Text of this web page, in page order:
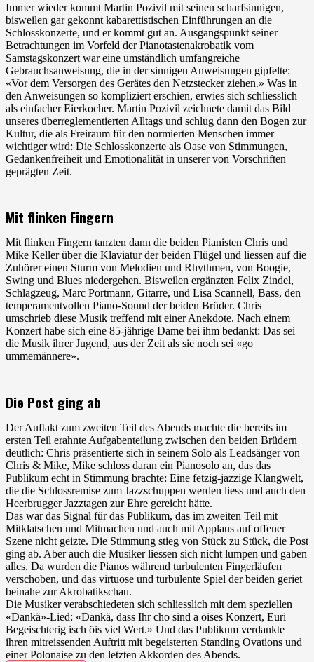
Immer wieder kommt Martin Pozivil mit seinen scharfsinnigen,
bisweilen gar gekonnt kabarettistischen Einführungen an die
Schlosskonzerte, und er kommt gut an. Ausgangspunkt seiner
Betrachtungen im Vorfeld der Pianotastenakrobatik vom
Samstagskonzert war eine umständlich umfangreiche
Gebrauchsanweisung, die in der sinnigen Anweisungen gipfelte:
«Vor dem Versorgen des Gerätes den Netzstecker ziehen.» Was in
den Anweisungen so kompliziert erschien, erwies sich schliesslich
als einfacher Eierkocher. Martin Pozivil zeichnete damit das Bild
unseres überreglementierten Alltags und schlug dann den Bogen zur
Kultur, die als Freiraum für den normierten Menschen immer
wichtiger wird: Die Schlosskonzerte als Oase von Stimmungen,
Gedankenfreiheit und Emotionalität in unserer von Vorschriften
geprägten Zeit.
Mit flinken Fingern
Mit flinken Fingern tanzten dann die beiden Pianisten Chris und
Mike Keller über die Klaviatur der beiden Flügel und liessen auf die
Zuhörer einen Sturm von Melodien und Rhythmen, von Boogie,
Swing und Blues niedergehen. Bisweilen ergänzten Felix Zindel,
Schlagzeug, Marc Portmann, Gitarre, und Lisa Scannell, Bass, den
temperamentvollen Piano-Sound der beiden Brüder. Chris
umschrieb diese Musik treffend mit einer Anekdote. Nach einem
Konzert habe sich eine 85-jährige Dame bei ihm bedankt: Das sei
die Musik ihrer Jugend, aus der Zeit als sie noch sei «go
ummemännere».
Die Post ging ab
Der Auftakt zum zweiten Teil des Abends machte die bereits im
ersten Teil erahnte Aufgabenteilung zwischen den beiden Brüdern
deutlich: Chris präsentierte sich in seinem Solo als Leadsänger von
Chris & Mike, Mike schloss daran ein Pianosolo an, das das
Publikum echt in Stimmung brachte: Eine fetzig-jazzige Klangwelt,
die die Schlossremise zum Jazzschuppen werden liess und auch den
Heerbrugger Jazztagen zur Ehre gereicht hätte.
Das war das Signal für das Publikum, das im zweiten Teil mit
Mitklatschen und Mitmachen und auch mit Applaus auf offener
Szene nicht geizte. Die Stimmung stieg von Stück zu Stück, die Post
ging ab. Aber auch die Musiker liessen sich nicht lumpen und gaben
alles. Da wurden die Pianos während turbulenten Fingerläufen
verschoben, und das virtuose und turbulente Spiel der beiden geriet
beinahe zur Akrobatikschau.
Die Musiker verabschiedeten sich schliesslich mit dem speziellen
«Dankä»-Lied: «Dankä, dass Ihr cho sind a öises Konzert, Euri
Begeischterig isch öis viel Wert.» Und das Publikum verdankte
ihren mitreissenden Auftritt mit begeisterten Standing Ovations und
einer Polonaise zu den letzten Akkorden des Abends.